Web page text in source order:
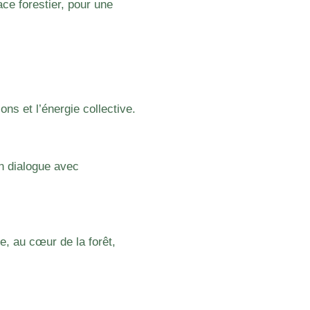
forestier, pour une
et l’énergie collective.
dialogue avec
au cœur de la forêt,